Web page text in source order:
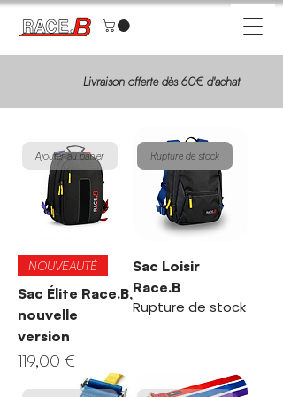
Livraison offerte dès 60€ d'achat
Ajouter au panier
NOUVEAUTÉ
Sac Élite Race.B,
nouvelle
version
Prix
119,00 €
Rupture de stock
Sac Loisir
Race.B
Rupture de stock